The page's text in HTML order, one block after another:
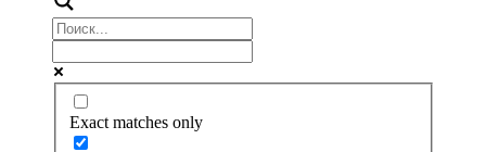
Exact matches only